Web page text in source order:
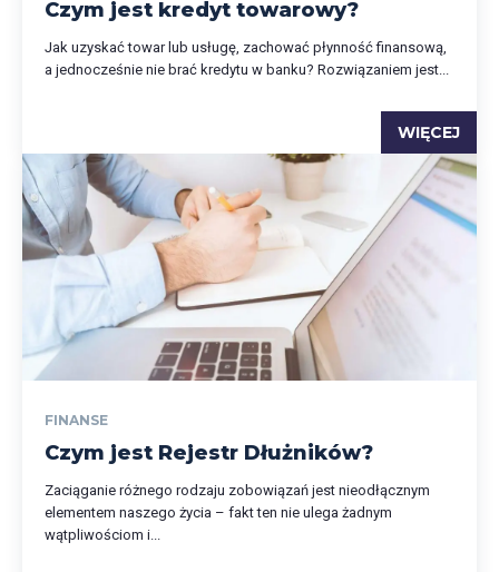
Czym jest kredyt towarowy?
Jak uzyskać towar lub usługę, zachować płynność finansową,
a jednocześnie nie brać kredytu w banku? Rozwiązaniem jest...
WIĘCEJ
FINANSE
Czym jest Rejestr Dłużników?
Zaciąganie różnego rodzaju zobowiązań jest nieodłącznym
elementem naszego życia – fakt ten nie ulega żadnym
wątpliwościom i...